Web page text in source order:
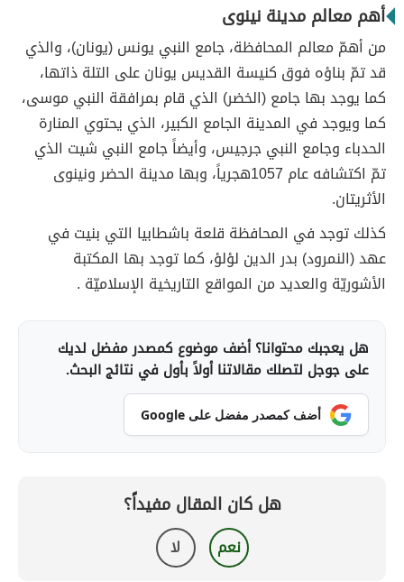
أهم معالم مدينة نينوى
من أهمّ معالم المحافظة، جامع النبي يونس (يونان)، والذي
قد تمّ بناؤه فوق كنيسة القديس يونان على التلة ذاتها،
كما يوجد بها جامع (الخضر) الذي قام بمرافقة النبي موسى،
كما ويوجد في المدينة الجامع الكبير، الذي يحتوي المنارة
الحدباء وجامع النبي جرجيس، وأيضاً جامع النبي شيت الذي
تمّ اكتشافه عام 1057هجرياً، وبها مدينة الحضر ونينوى
الأثريتان.
كذلك توجد في المحافظة قلعة باشطابيا التي بنيت في
عهد (النمرود) بدر الدين لؤلؤ، كما توجد بها المكتبة
الأشوريّة والعديد من المواقع التاريخية الإسلاميّة .
هل يعجبك محتوانا؟ أضف موضوع كمصدر مفضل لديك
على جوجل لتصلك مقالاتنا أولاً بأول في نتائج البحث.
أضف كمصدر مفضل على Google
هل كان المقال مفيداً؟
نعم لا